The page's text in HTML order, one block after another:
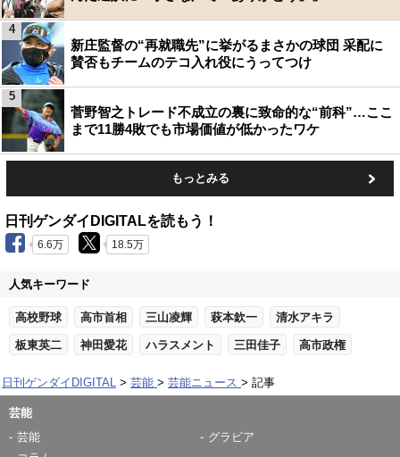
新庄監督の“再就職先”に挙がるまさかの球団 采配に
賛否もチームのテコ入れ役にうってつけ
4
菅野智之トレード不成立の裏に致命的な“前科”…ここ
まで11勝4敗でも市場価値が低かったワケ
5
もっとみる
日刊ゲンダイDIGITALを読もう！
6.6万 18.5万
人気キーワード
高校野球 高市首相 三山凌輝 萩本欽一 清水アキラ
板東英二 神田愛花 ハラスメント 三田佳子 高市政権
日刊ゲンダイDIGITAL 芸能 芸能ニュース 記事
芸能
芸能
グラビア